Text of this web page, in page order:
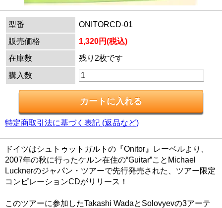
型番
ONITORCD-01
販売価格
1,320円(税込)
在庫数
残り2枚です
購入数
特定商取引法に基づく表記 (返品など)
ドイツはシュトゥットガルトの『Onitor』レーベルより、
2007年の秋に行ったケルン在住の“Guitar”ことMichael
Lucknerのジャパン・ツアーで先行発売された、ツアー限定
コンピレーションCDがリリース！
このツアーに参加したTakashi WadaとSolovyevの3アーテ